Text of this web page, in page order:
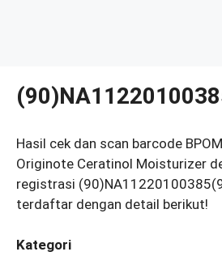
Hasil cek dan scan barcode
Originote Ceratinol Moisturizer
registrasi
terdaftar dengan detail berikut!
Kategori